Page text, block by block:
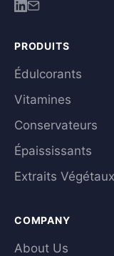
PRODUITS
Édulcorants
Vitamines
Conservateurs
Épaississants
Extraits Végétaux
COMPANY
About Us